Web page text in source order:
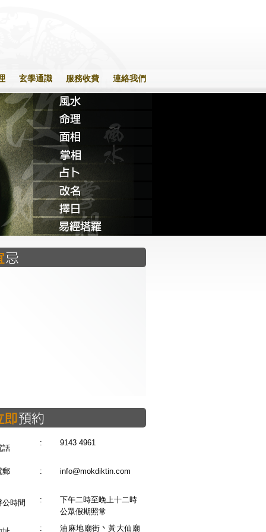
玄學通識 服務收費 連絡我們
話
: 9143 4961
郵 : info@mokdiktin.com
公時間 :
下午二時至晚上十二時
公眾假期照常
:
油麻地廟街丶黃大仙廟